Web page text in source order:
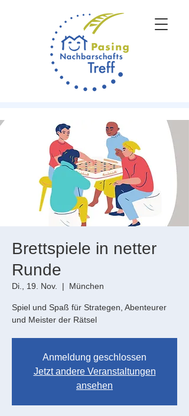
Brettspiele in netter
Runde
Di., 19. Nov.
  |
München
Spiel und Spaß für Strategen, Abenteurer
und Meister der Rätsel
Anmeldung geschlossen
Jetzt andere Veranstaltungen
ansehen